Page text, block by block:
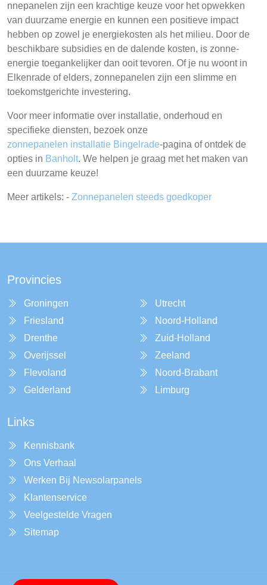
nnepanelen zijn een krachtige keuze voor het opwekken
van duurzame energie en kunnen een positieve impact
hebben op zowel je energiekosten als het milieu. Door de
beschikbare subsidies en de dalende kosten, is zonne-
energie toegankelijker dan ooit tevoren. Of je nu woont in
Elkenrade of elders, zonnepanelen zijn een slimme en
toekomstgerichte investering.
Voor meer informatie over installatie, onderhoud en
specifieke diensten, bezoek onze
zonnepanelen installatie Bingelrade-pagina of ontdek de
opties in Banholt. We helpen je graag met het maken van
een duurzame keuze!
Meer artikels: - Zonnepanelen steeds goedkoper
Provincies
Groningen
Friesland
Drenthe
Overijssel
Flevoland
Gelderland
Utrecht
Noord-Holland
Zuid-Holland
Zeeland
Noord-Brabant
Limburg
Links
Kennisbank
Ons Verhaal
Werken Bij Newsolarpanels
Klantenservice
Veelgestelde Vragen
Sitemap